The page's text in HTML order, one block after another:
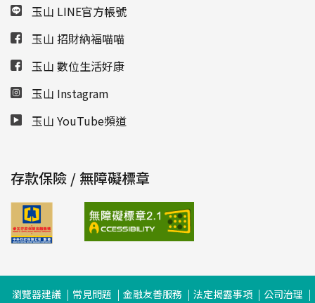
玉山 LINE官方帳號
玉山 招財納福喵喵
玉山 數位生活好康
玉山 Instagram
玉山 YouTube頻道
存款保險 / 無障礙標章
瀏覽器建議 常見問題 金融友善服務 法定揭露事項 公司治理